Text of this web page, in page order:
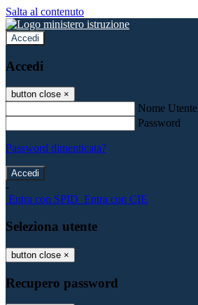
Salta al contenuto
Accedi
Accedi
button close ×
Nome Utente
Password
Password dimenticata?
-
Entra con SPID Entra con CIE
Seleziona utente
button close ×
Recupero password